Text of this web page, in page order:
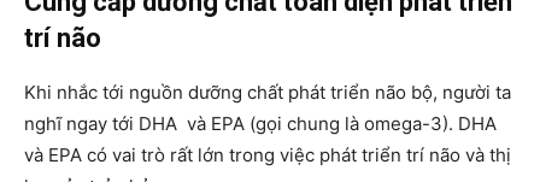
trí não
Khi nhắc tới nguồn dưỡng chất phát triển não bộ, người ta
nghĩ ngay tới DHA và EPA (gọi chung là omega-3). DHA
và EPA có vai trò rất lớn trong việc phát triển trí não và thị